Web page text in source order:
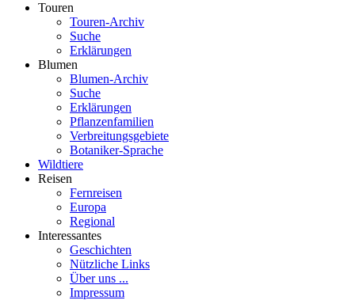
Touren
Touren-Archiv
Suche
Erklärungen
Blumen
Blumen-Archiv
Suche
Erklärungen
Pflanzenfamilien
Verbreitungsgebiete
Botaniker-Sprache
Wildtiere
Reisen
Fernreisen
Europa
Regional
Interessantes
Geschichten
Nützliche Links
Über uns ...
Impressum